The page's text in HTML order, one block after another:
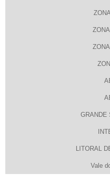
GRANDE
LITORAL
Vale